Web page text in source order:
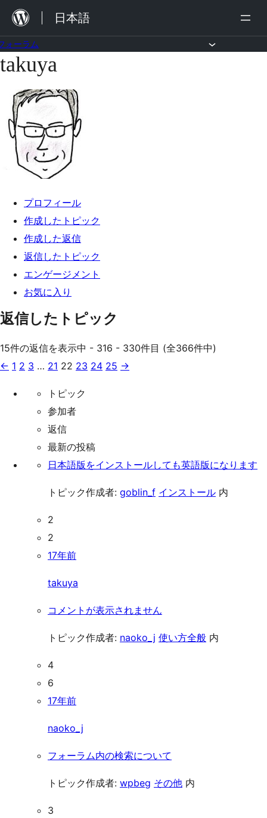
を
ス
プ
日本語
ォーラム
コ
ツ
takuya
プロフィール
作成したトピック
作成した返信
返信したトピック
エンゲージメント
お気に入り
返信したトピック
15件の返信を表示中 - 316 - 330件目 (全366件中)
← 1 2 3 … 21 22 23 24 25 →
トピック
参加者
返信
最新の投稿
日本語版をインストールしても英語版になります
トピック作成者: goblin_f インストール 内
2
2
17年前
takuya
コメントが表示されません
トピック作成者: naoko_j 使い方全般 内
4
6
17年前
naoko_j
フォーラム内の検索について
トピック作成者: wpbeg その他 内
3